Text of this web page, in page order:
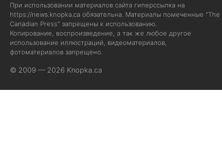
При использовании материалов сайта гиперссылка на
https://news.knopka.ca обязательна. Материалы помеченные "The
Canadian Press" запрещены к использованию.
Копирование, воспроизведение, а так же любое другое
использование иллюстраций, видеоматериалов,
фотоматериалов запрещено.
© 2009 — 2026 Knopka.ca